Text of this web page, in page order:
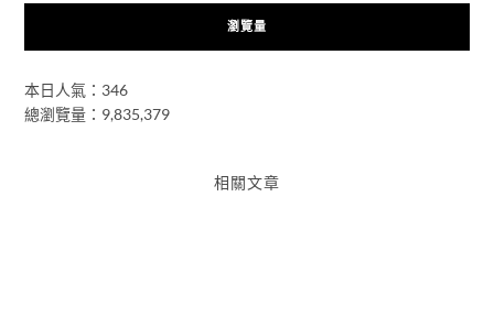
瀏覽量
本日人氣：346
總瀏覽量：9,835,379
相關文章